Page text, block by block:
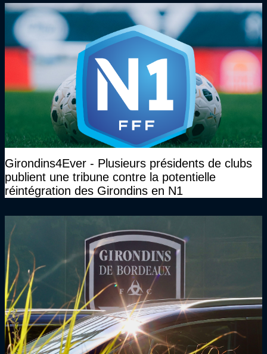
Girondins4Ever - Plusieurs présidents de clubs
publient une tribune contre la potentielle
réintégration des Girondins en N1